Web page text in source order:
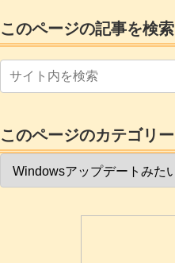
このページの記事を検索
このページのカテゴリー